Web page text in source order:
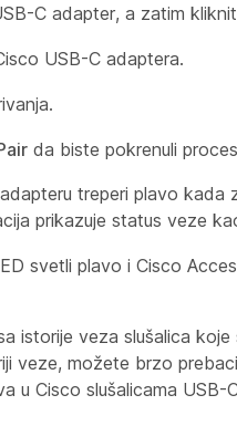
C adapter, a zatim
USB-C adaptera.
da biste pokrenuli
treperi plavo
prikazuje status veze
svetli plavo i Cisco
istorije veza slušalica koje
veze, možete brzo
u Cisco slušalicama USB-